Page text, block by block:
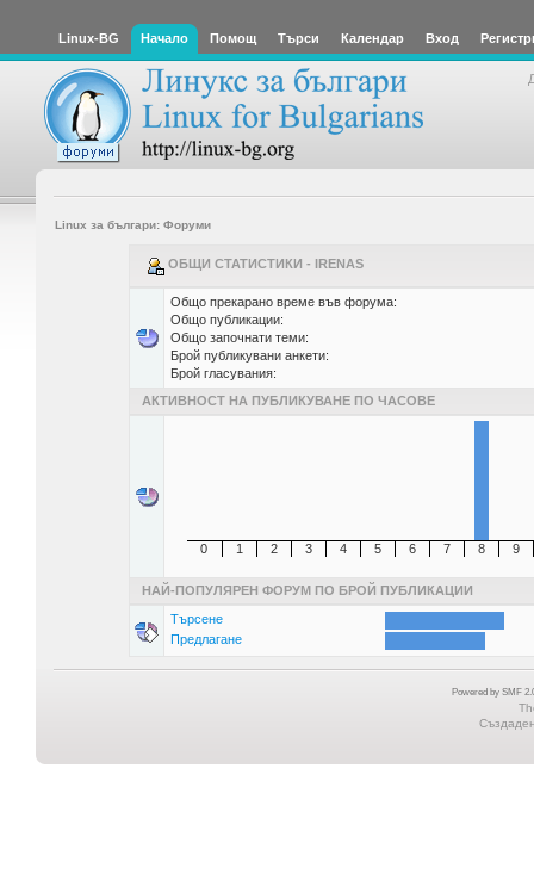
Linux-BG Начало Помощ Търси Календар Вход
Linux за българи: Форуми
ОБЩИ СТАТИСТИКИ - IRENAS
Общо прекарано време във форума:
Общо публикации:
Общо започнати теми:
Брой публикувани анкети:
Брой гласувания:
АКТИВНОСТ НА ПУБЛИКУВАНЕ ПО ЧАСОВЕ
0 1 2 3 4 5 6 7 8 9
НАЙ-ПОПУЛЯРЕН ФОРУМ ПО БРОЙ ПУБЛИКАЦИИ
Търсене
Предлагане
Powered by SMF